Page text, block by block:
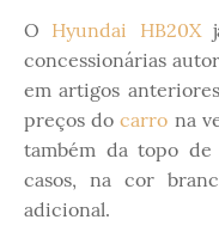
O Hyundai HB20X
concessionárias
em artigos
preços docarro na
também da topo de
casos, na cor
adicional.